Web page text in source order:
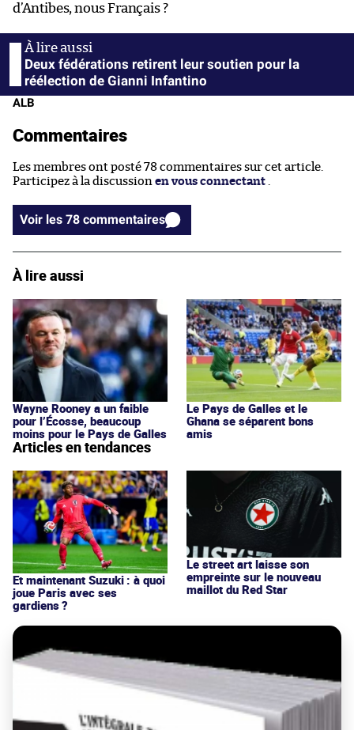
d’Antibes, nous Français ?
Deux fédérations retirent leur soutien pour la
réélection de Gianni Infantino
ALB
Commentaires
Les membres ont posté 78 commentaires sur cet article.
Participez à la discussion en vous connectant
Voir les 78 commentaires
À lire aussi
Wayne Rooney a un faible
pour l’Écosse, beaucoup
moins pour le Pays de Galles
Le Pays de Galles et le
Ghana se séparent bons
amis
Articles en tendances
Et maintenant Suzuki : à quoi
joue Paris avec ses
gardiens ?
Le street art laisse son
empreinte sur le nouveau
maillot du Red Star